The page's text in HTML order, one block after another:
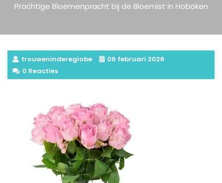
Prachtige Bloemenpracht bij de Bloemist in Hoboken
trouweninderegiobe
06 februari 2026
0 Reacties